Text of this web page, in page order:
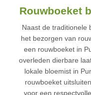
Rouwboeket
Naast de traditionele
het bezorgen van
een rouwboeket in
overleden dierbare
lokale bloemist in
rouwboeket
voor een